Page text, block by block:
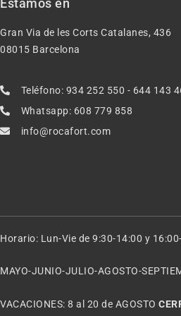
Estamos en
Gran Via de les Corts Catalanes, 436
08015 Barcelona
Teléfono: 934 252 550 - 644 143
Whatsapp: 608 779 858
info@rocafort.com
Horario: Lun-Vie de 9:30-14:00 y
MAYO-JUNIO-JULIO-AGOSTO-
VACACIONES: 8 al 20 de AGOSTO